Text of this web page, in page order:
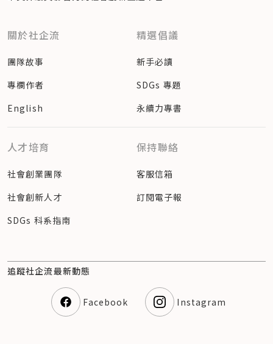
關於社企流
團隊故事
專欄作者
English
精選倡議
新手必讀
SDGs 專題
永續力專書
人才培育
社會創業團隊
社會創新人才
SDGs 科系指南
保持聯絡
客服信箱
訂閱電子報
追蹤社企流最新動態
Facebook Instagram